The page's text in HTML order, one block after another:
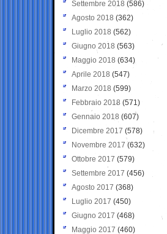
Settembre 2018 (586)
Agosto 2018 (362)
Luglio 2018 (562)
Giugno 2018 (563)
Maggio 2018 (634)
Aprile 2018 (547)
Marzo 2018 (599)
Febbraio 2018 (571)
Gennaio 2018 (607)
Dicembre 2017 (578)
Novembre 2017 (632)
Ottobre 2017 (579)
Settembre 2017 (456)
Agosto 2017 (368)
Luglio 2017 (450)
Giugno 2017 (468)
Maggio 2017 (460)